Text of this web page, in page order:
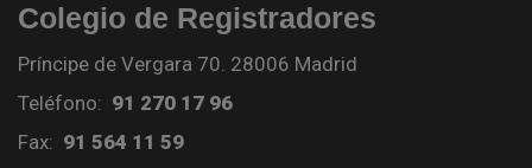
Colegio de Registradores
Príncipe de Vergara 70. 28006 Madrid
Teléfono: 91 270 17 96
Fax: 91 564 11 59